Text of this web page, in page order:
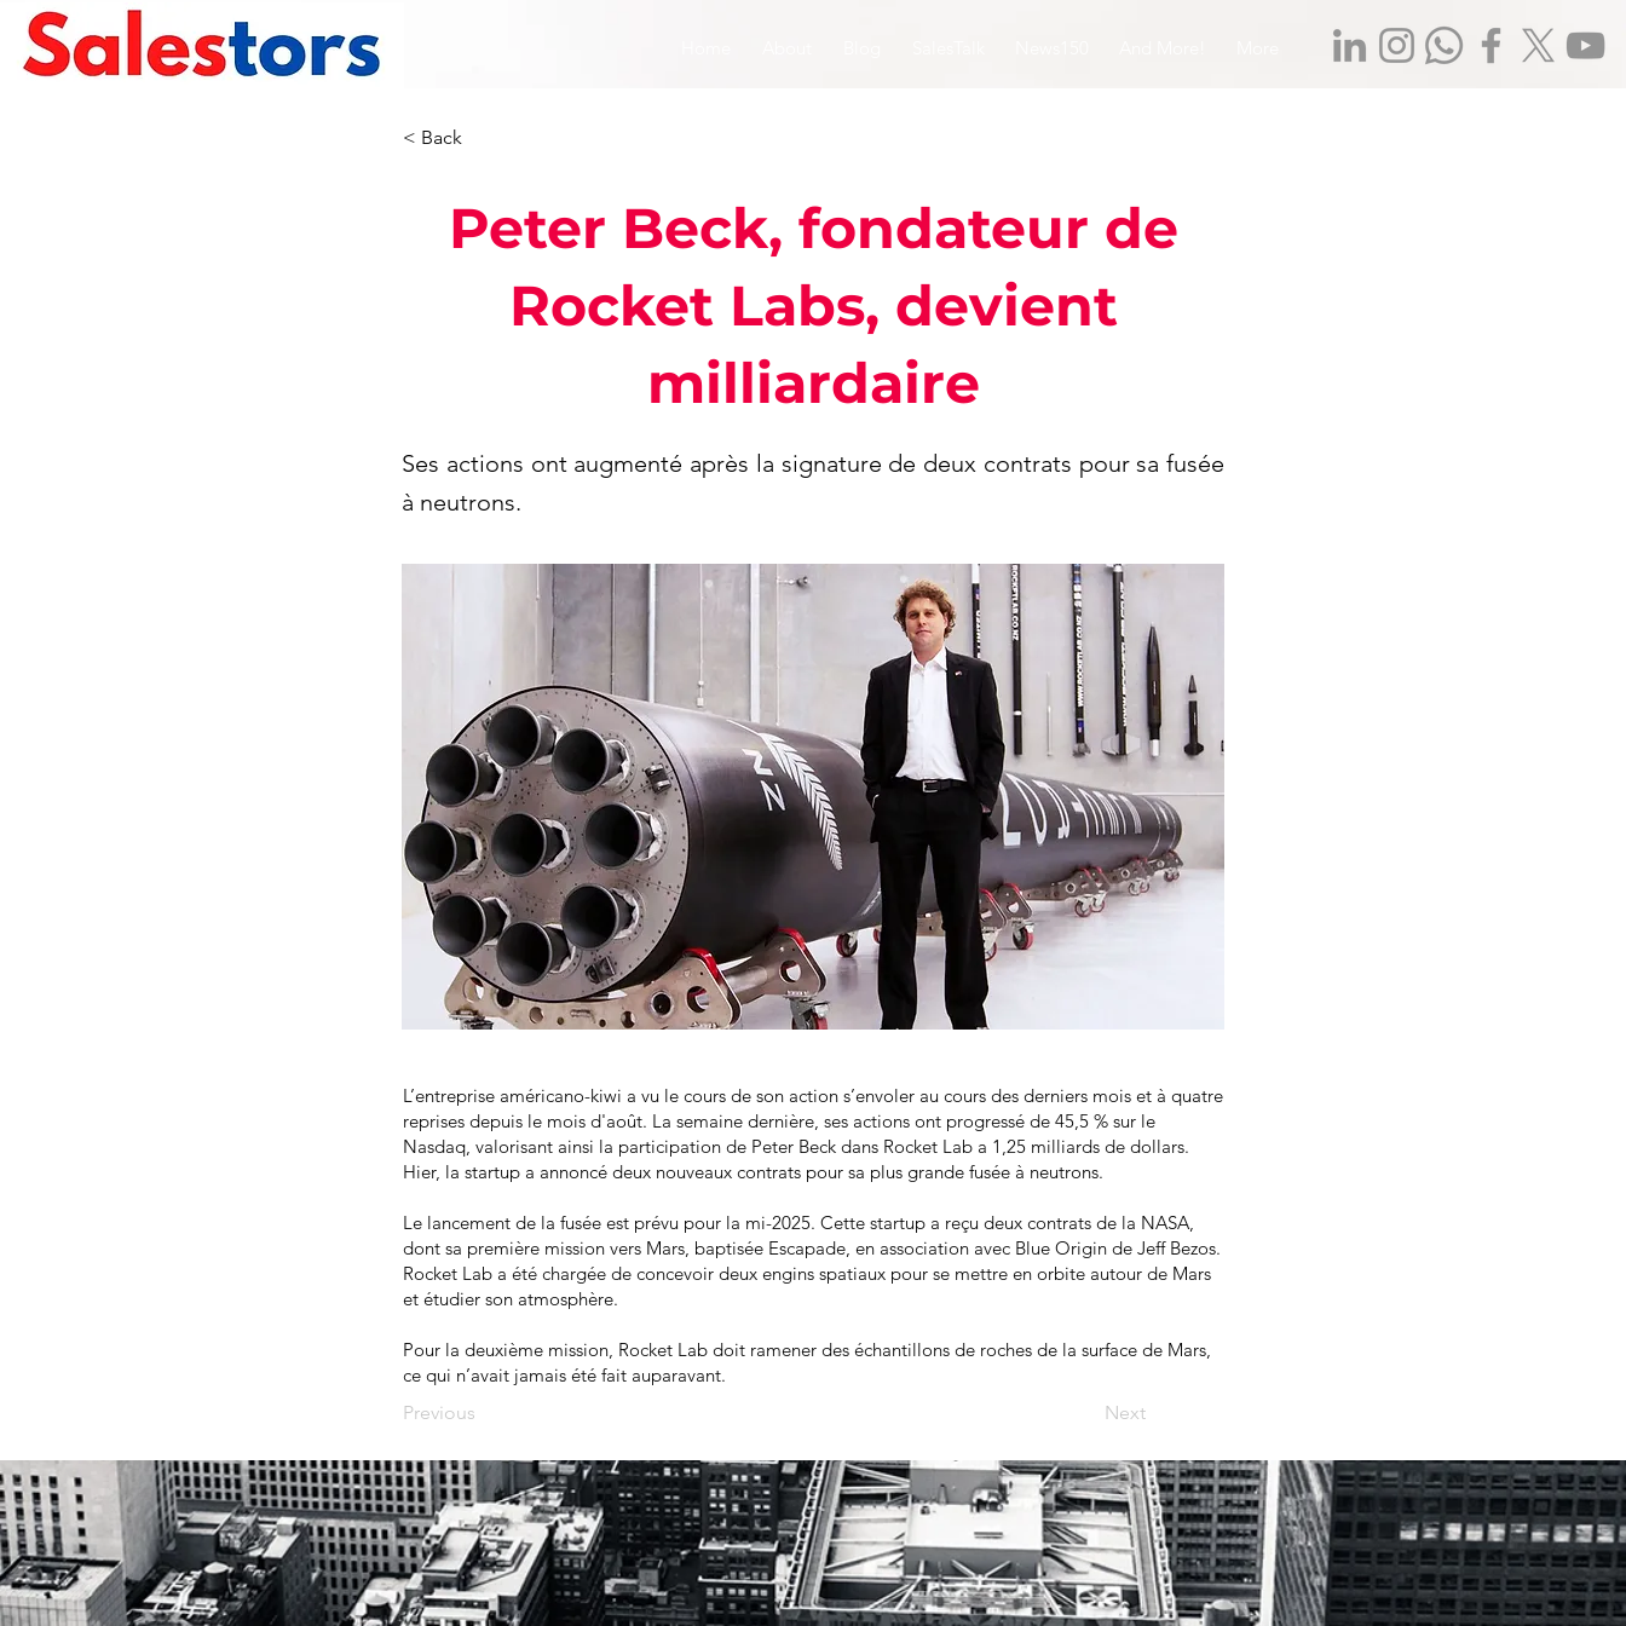
< Back
Peter Beck, fondateur de
Rocket Labs, devient
milliardaire
Ses actions ont augmenté après la signature de deux contrats pour sa fusée
à neutrons.
L’entreprise américano-kiwi a vu le cours de son action s’envoler au cours des derniers mois et à quatre
reprises depuis le mois d'août. La semaine dernière, ses actions ont progressé de 45,5 % sur le
Nasdaq, valorisant ainsi la participation de Peter Beck dans Rocket Lab a 1,25 milliards de dollars.
Hier, la startup a annoncé deux nouveaux contrats pour sa plus grande fusée à neutrons.
Le lancement de la fusée est prévu pour la mi-2025. Cette startup a reçu deux contrats de la NASA,
dont sa première mission vers Mars, baptisée Escapade, en association avec Blue Origin de Jeff Bezos.
Rocket Lab a été chargée de concevoir deux engins spatiaux pour se mettre en orbite autour de Mars
et étudier son atmosphère.
Pour la deuxième mission, Rocket Lab doit ramener des échantillons de roches de la surface de Mars,
ce qui n’avait jamais été fait auparavant.
Previous
Next